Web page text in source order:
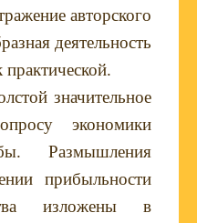
авторского
деятельность
практической.
значительное
экономики
Размышления
прибыльности
изложены в